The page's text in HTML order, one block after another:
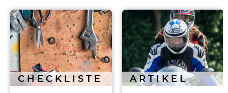
CHECKLISTE
ARTIKEL